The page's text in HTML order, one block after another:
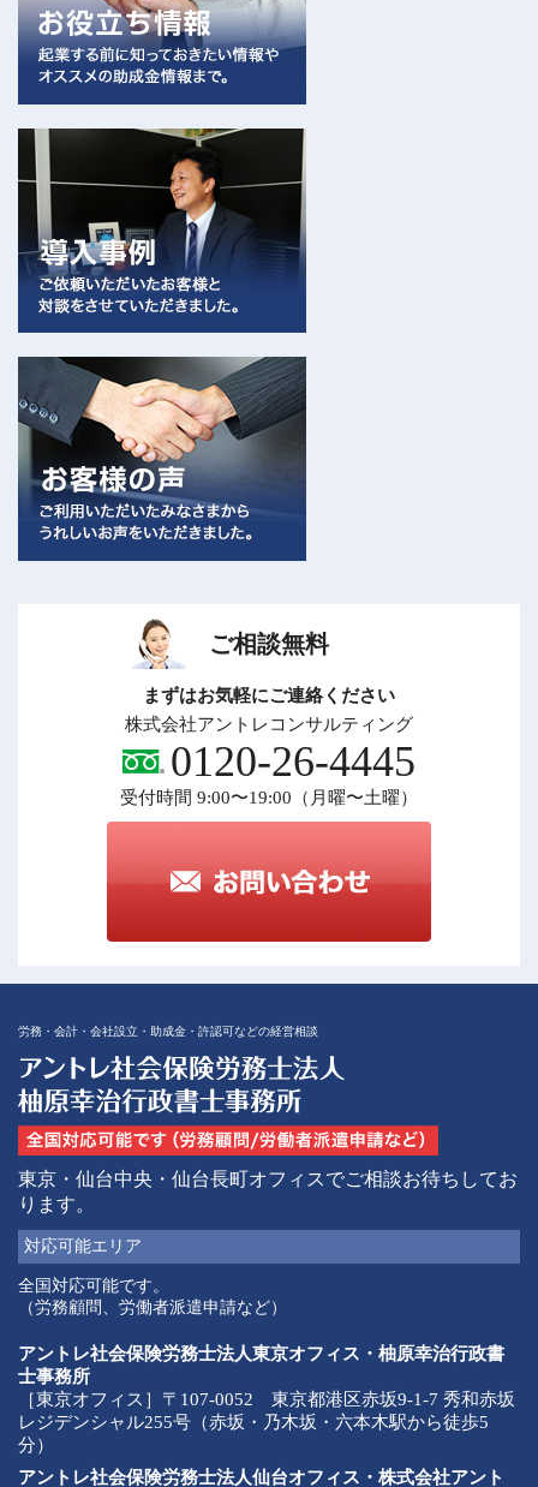
ご相談無料
まずはお気軽にご連絡ください
株式会社アントレコンサルティング
0120-26-4445
受付時間 9:00〜19:00（月曜〜土曜）
労務・会計・会社設立・助成金・許認可などの経営相談
東京・仙台中央・仙台長町オフィスでご相談お待ちしてお
ります。
対応可能エリア
全国対応可能です。
（労務顧問、労働者派遣申請など）
アントレ社会保険労務士法人東京オフィス・柚原幸治行政書
士事務所
［東京オフィス］〒107-0052 東京都港区赤坂9-1-7 秀和赤坂
レジデンシャル255号（赤坂・乃木坂・六本木駅から徒歩5
分）
アントレ社会保険労務士法人仙台オフィス・株式会社アント